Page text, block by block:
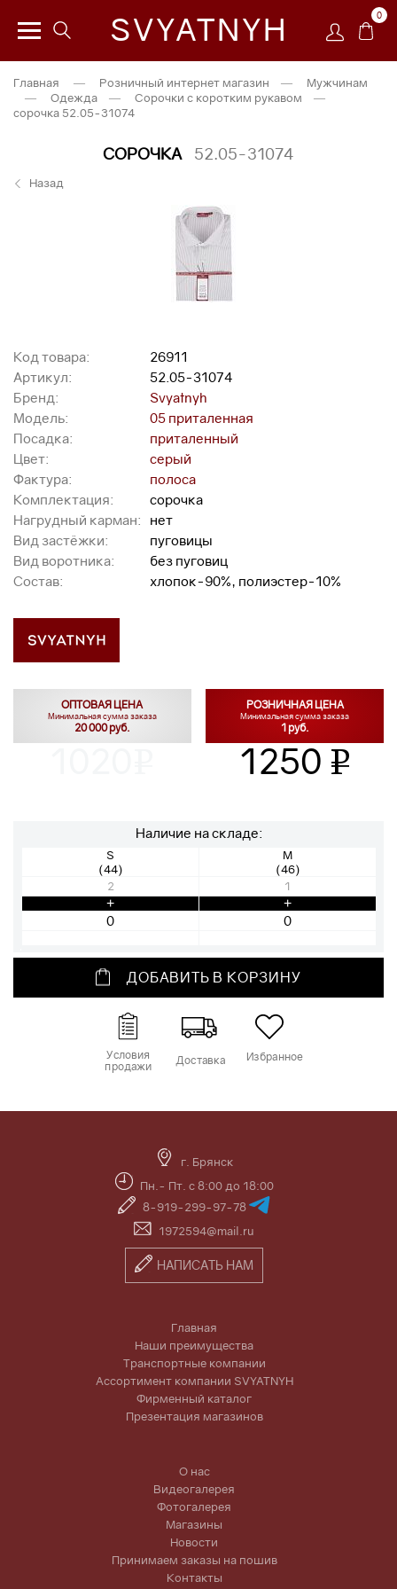
SVYATNYH 0
Главная — Розничный интернет магазин —
Мужчинам
—
Одежда — Сорочки с коротким рукавом
—
сорочка 52.05-31074
СОРОЧКА 52.05-31074
Назад
Код товара:
26911
Артикул:
52.05-31074
Бренд:
Svyatnyh
Модель:
05 приталенная
Посадка:
приталенный
Цвет:
серый
Фактура:
полоса
Комплектация:
сорочка
Нагрудный карман:
нет
Вид застёжки:
пуговицы
Вид воротника:
без пуговиц
Состав:
хлопок-90%, полиэстер-10%
ОПТОВАЯ ЦЕНА
Минимальная сумма заказа
20 000 руб.
РОЗНИЧНАЯ ЦЕНА
Минимальная сумма заказа
1 руб.
1250 v
Наличие на складе:
S
(44)
M
(46)
2
+
1
+
ДОБАВИТЬ В КОРЗИНУ
Условия
продажи Доставка Избранное
г. Брянск
Пн.- Пт. с 8:00 до 18:00
8-919-299-97-78
1972594@mail.ru
НАПИСАТЬ НАМ
Главная
Наши преимущества
Транспортные компании
Ассортимент компании SVYATNYH
Фирменный каталог
Презентация магазинов
О нас
Видеогалерея
Фотогалерея
Магазины
Новости
Принимаем заказы на пошив
Контакты